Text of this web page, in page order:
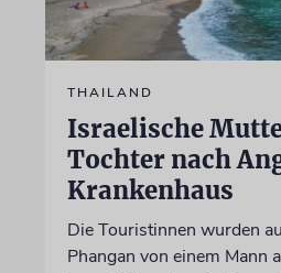
THAILAND
Israelische
Tochter nach
Krankenhaus
Die Touristinnen wurden
Phangan von einem Mann